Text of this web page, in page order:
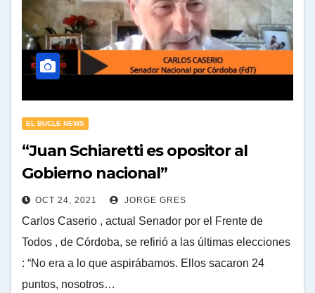
EL BUCLE NEWS
“Juan Schiaretti es opositor al
Gobierno nacional”
OCT 24, 2021 JORGE GRES
Carlos Caserio , actual Senador por el Frente de
Todos , de Córdoba, se refirió a las últimas elecciones
: “No era a lo que aspirábamos. Ellos sacaron 24
puntos, nosotros…